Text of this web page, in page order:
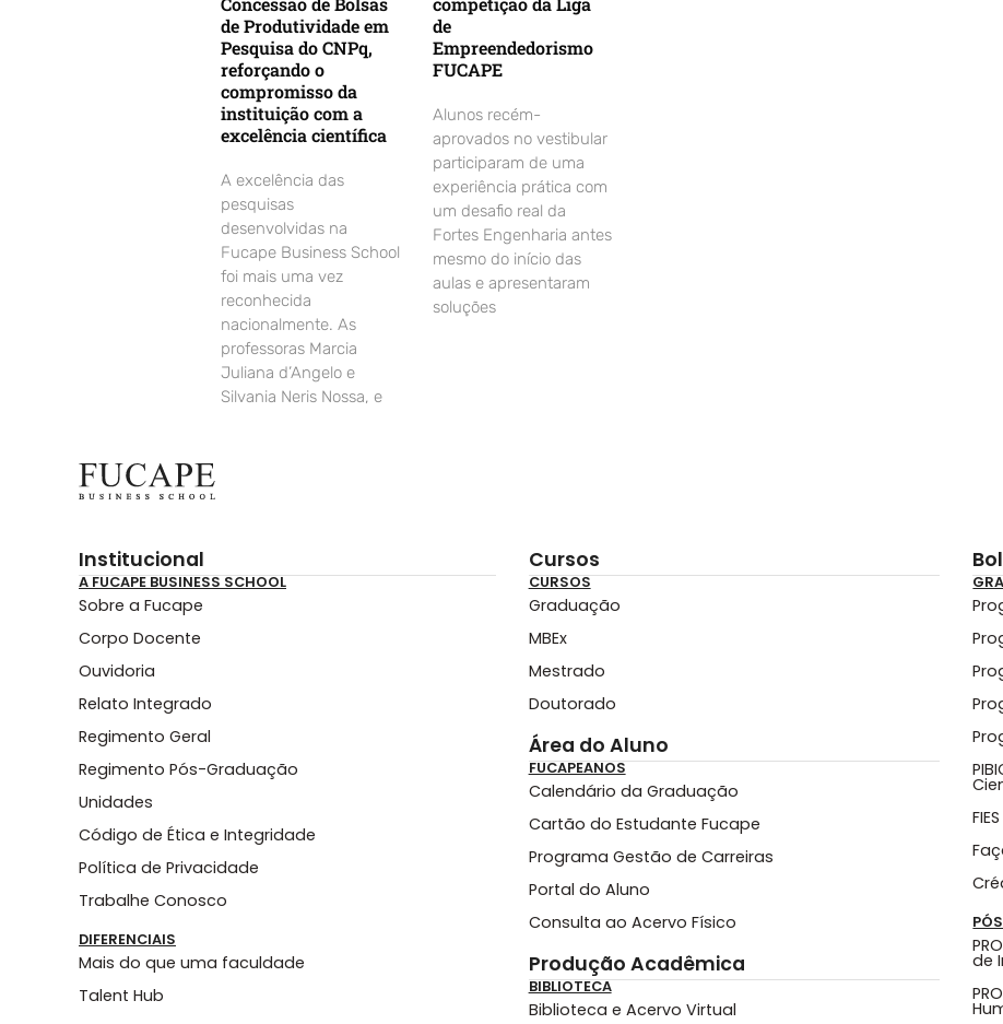
de Produtividade em
Pesquisa do CNPq,
reforçando o
compromisso da
instituição com a
excelência científica
A excelência das
pesquisas
desenvolvidas na
Fucape Business School
foi mais uma vez
reconhecida
nacionalmente. As
professoras Marcia
Juliana d’Angelo e
Silvania Neris Nossa, e
de
Empreendedorismo
FUCAPE
Alunos recém-
aprovados no vestibular
participaram de uma
experiência prática com
um desafio real da
Fortes Engenharia antes
mesmo do início das
aulas e apresentaram
soluções
Institucional
A FUCAPE BUSINESS SCHOOL
Sobre a Fucape
Corpo Docente
Ouvidoria
Relato Integrado
Regimento Geral
Regimento Pós-Graduação
Unidades
Código de Ética e Integridade
Política de Privacidade
Trabalhe Conosco
DIFERENCIAIS
Mais do que uma faculdade
Talent Hub
Cursos
CURSOS
Graduação
MBEx
Mestrado
Doutorado
Área do Aluno
FUCAPEANOS
Calendário da Graduação
Cartão do Estudante Fucape
Programa Gestão de Carreiras
Portal do Aluno
Consulta ao Acervo Físico
Produção Acadêmica
BIBLIOTECA
Biblioteca e Acervo Virtual
de